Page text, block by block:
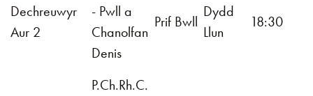
Dechreuwyr
Aur 2
- Pwll a
Chanolfan
Denis
Prif Bwll
Dydd
Llun
18:30
P.Ch.Rh.C.